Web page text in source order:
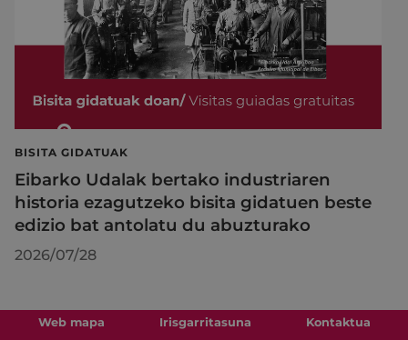
BISITA GIDATUAK
Eibarko Udalak bertako industriaren
historia ezagutzeko bisita gidatuen beste
edizio bat antolatu du abuzturako
2026/07/28
Web mapa Irisgarritasuna Kontaktua